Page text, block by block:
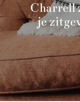
Charrell
je